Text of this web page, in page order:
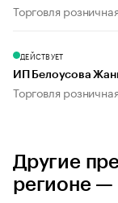
Торговля
ДЕЙСТВУЕТ
ИП Белоусова
Торговля
Другие
регионе —